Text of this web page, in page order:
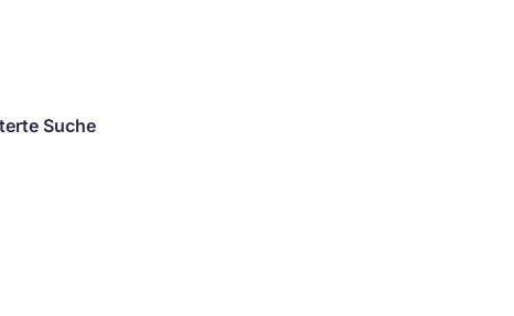
Suche